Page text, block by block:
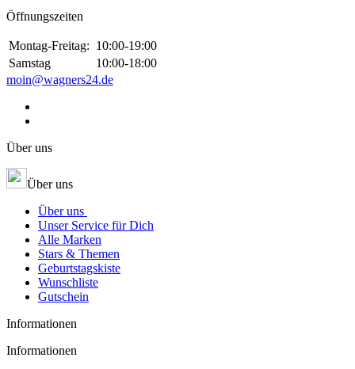
Öffnungszeiten
Montag-Freitag: 10:00-19:00
Samstag
10:00-18:00
moin@wagners24.de
Über uns
Über uns
Über uns
Unser Service für Dich
Alle Marken
Stars & Themen
Geburtstagskiste
Wunschliste
Gutschein
Informationen
Informationen